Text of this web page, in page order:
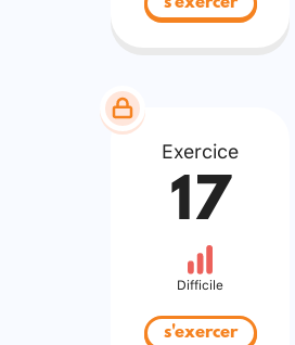
Exercice
17
Difficile
s'exercer